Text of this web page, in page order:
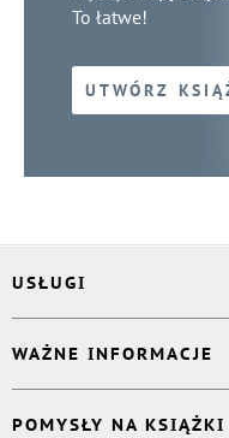
To łatwe!
UTWÓRZ
USŁUGI
Korektor
Projektant okładki
Druk Twojej książki
WAŻNE INFORMACJE
POMYSŁY NA KSIĄŻKI